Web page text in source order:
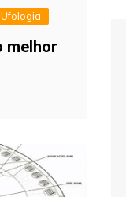
Ufologia
melhor